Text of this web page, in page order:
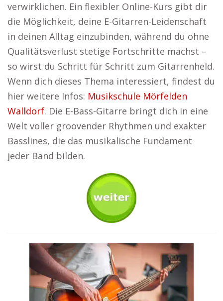
verwirklichen. Ein flexibler Online-Kurs gibt dir
die Möglichkeit, deine E-Gitarren-Leidenschaft
in deinen Alltag einzubinden, während du ohne
Qualitätsverlust stetige Fortschritte machst –
so wirst du Schritt für Schritt zum Gitarrenheld.
Wenn dich dieses Thema interessiert, findest du
hier weitere Infos: Musikschule Mörfelden
Walldorf. Die E-Bass-Gitarre bringt dich in eine
Welt voller groovender Rhythmen und exakter
Basslines, die das musikalische Fundament
jeder Band bilden.